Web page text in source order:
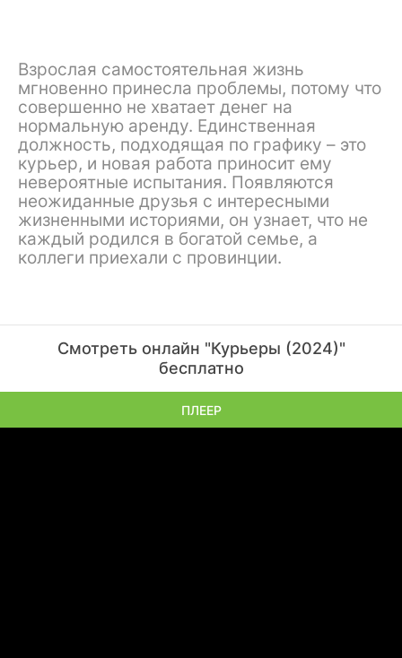
Взрослая самостоятельная жизнь
мгновенно принесла проблемы, потому что
совершенно не хватает денег на
нормальную аренду. Единственная
должность, подходящая по графику – это
курьер, и новая работа приносит ему
невероятные испытания. Появляются
неожиданные друзья с интересными
жизненными историями, он узнает, что не
каждый родился в богатой семье, а
коллеги приехали с провинции.
Смотреть онлайн "Курьеры (2024)"
бесплатно
ПЛЕЕР